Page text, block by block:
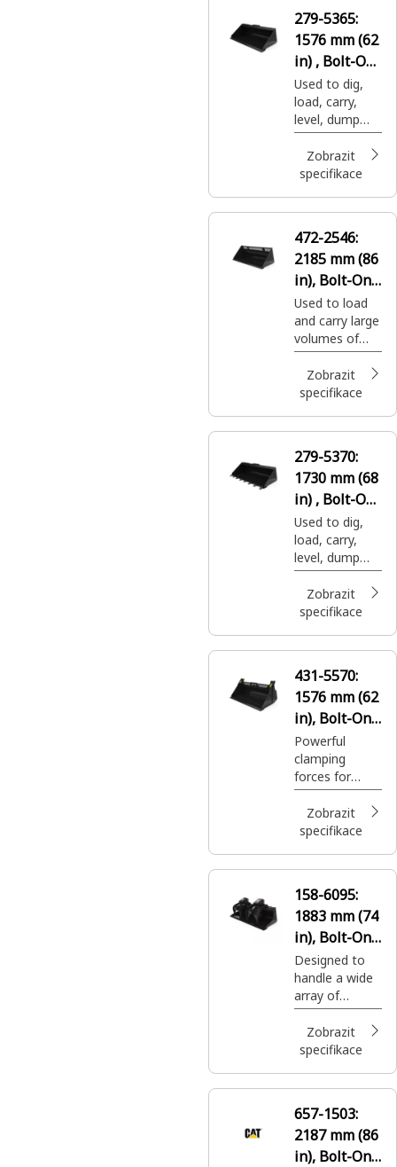
moved
securely with
ease.
279-5365:
1576 mm (62
in) , Bolt-On
Cutting Edge
Used to dig,
load, carry,
level, dump
and grade in a
variety of
applications.
Zobrazit
specifikace
472-2546:
2185 mm (86
in), Bolt-On
Cutting Edge
Used to load
and carry large
volumes of
ultra-low
density
material in a
applications.
Zobrazit
specifikace
279-5370:
1730 mm (68
in) , Bolt-On
Teeth
Used to dig,
load, carry,
level, dump
and grade in a
variety of
applications.
Zobrazit
specifikace
431-5570:
1576 mm (62
in), Bolt-On
Cutting Edge
Powerful
clamping
forces for
grasping large,
unusually
shaped
as trees and
debris.
Zobrazit
specifikace
158-6095:
1883 mm (74
in), Bolt-On
Cutting Edge
Designed to
handle a wide
array of
materials in a
variety of
operating
Zobrazit
specifikace
657-1503:
2187 mm (86
in), Bolt-On